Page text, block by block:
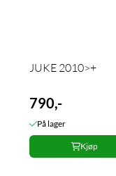
JUKE 2010>+
790,-
På lager
Kjøp